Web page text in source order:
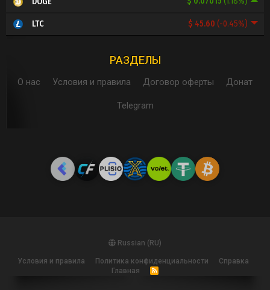
$ 45.60 (-0.45%)
LTC
РАЗДЕЛЫ
О нас Условия и правила Договор оферты Донат
Telegram
Russian (RU)
Условия и правила Политика конфиденциальности
Справка
Главная
R